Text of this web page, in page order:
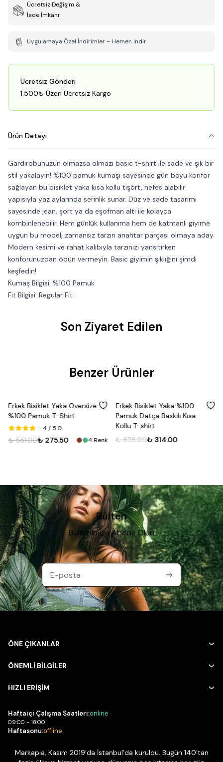
Ücretsiz Değişim &
İade İmkanı
Uygulamaya Özel İndirimler – Hemen İndir
Ücretsiz Gönderi
1.500₺ Üzeri Ücretsiz Kargo
Ürün Detayı
Gardırobunuzun olmazsa olmazı basic t-shirt ile sade ve şık bir
stil yakalayın! %100 pamuk kumaşı sayesinde gün boyu konfor
sağlayan bu bisiklet yaka kısa kollu tişört, nefes alabilir
yapısıyla yaz aylarında serinlik sunar. Düz ve sade tasarımı
sayesinde jean, şort ya da eşofman altı ile kolayca
kombinlenebilir. Hem günlük kullanıma hem de katmanlı giyime
uygun bu model, zamansız tarzın anahtar parçası olmaya aday.
Modern kesimi ve rahat kalıbıyla tarzınızı yansıtırken
konforunuzdan ödün vermeyin. Basic giyimin şıklığını şimdi
keşfedin!
Kumaş Bilgisi :%100 Pamuk
Fit Bilgisi :Regular Fit
Son Ziyaret Edilen
Benzer Ürünler
% 50
Erkek Bisiklet Yaka Oversize
%100 Pamuk T-Shirt
4/ 5.0
₺ 551.00₺ 275.50 4 Renk
% 50
Erkek Bisiklet Yaka %100
Pamuk Datça Baskılı Kısa
Kollu T-shirt
₺ 628.00₺ 314.00
Bülten
Bültenimize Abone Olun
ÖNE ÇIKANLAR
ÖNEMLİ BİLGİLER
HIZLI ERİŞİM
Haftaiçi Çalışma Saatleri:online
09:00 - 18:00
Haftasonu:offline
Markapia, Kasım 2019’da İstanbul’da kuruldu. Bugün 140’tan